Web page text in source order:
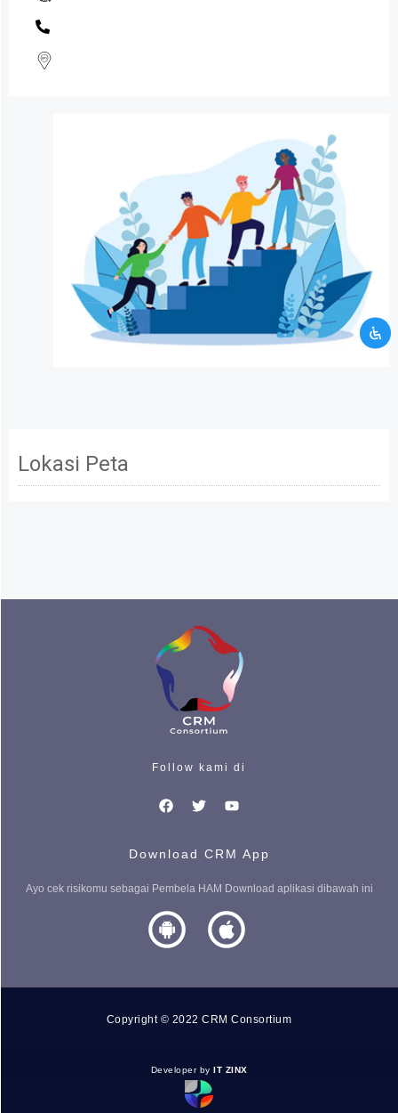
Lokasi Peta
Follow kami di
Download CRM App
Ayo cek risikomu sebagai Pembela HAM Download aplikasi dibawah ini
Copyright © 2022 CRM Consortium
Developer by IT ZINX
USAHA TERBAIK KAMI UNTUK KAMU
TERIMA KASIH ATAS WAKTU
LUANG KAMU
Mohon maaf data informasi yang kamu berikan
tidak memenuhi persyaratan kami. Silahkan